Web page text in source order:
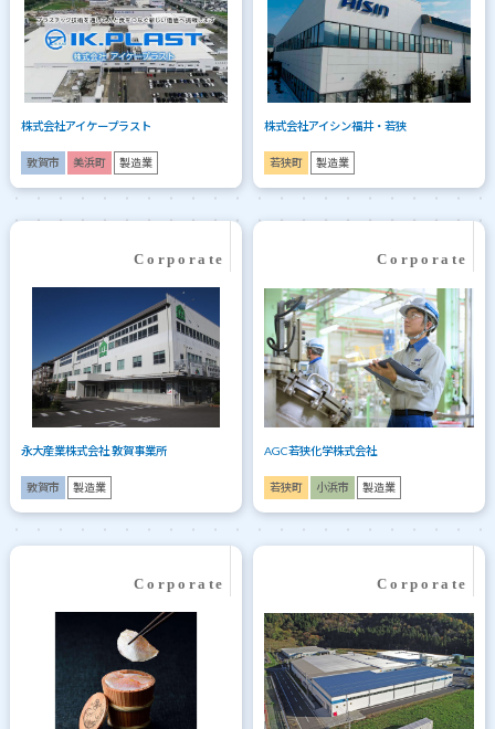
株式会社アイケープラスト
敦賀市 美浜町 製造業
株式会社アイシン福井・若狭
若狭町 製造業
永大産業株式会社 敦賀事業所
敦賀市 製造業
AGC若狭化学株式会社
若狭町 小浜市 製造業